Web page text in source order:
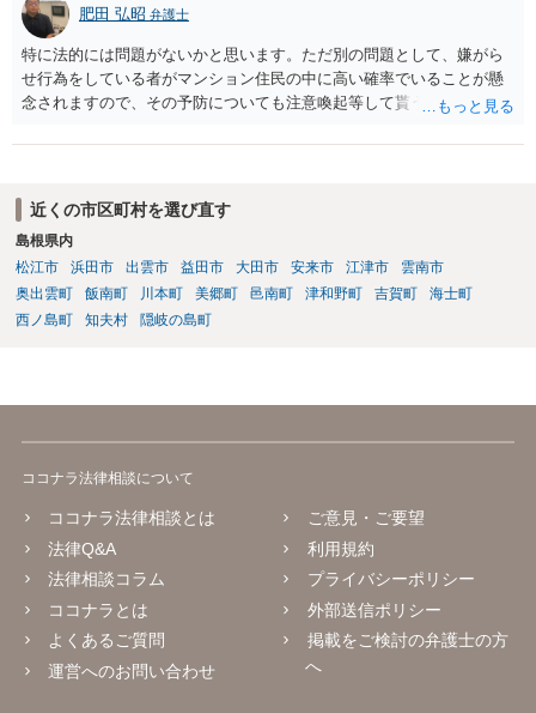
のも一つでしょう。
肥田 弘昭 弁護士
特に法的には問題がないかと思います。ただ別の問題として、嫌がら
せ行為をしている者がマンション住民の中に高い確率でいることが懸
念されますので、その予防についても注意喚起等して貰うと良いかと
近くの市区町村を選び直す
島根県内
松江市
浜田市 出雲市 益田市 大田市 安来市 江津市
雲南市
奥出雲町
飯南町 川本町 美郷町 邑南町 津和野町 吉賀町
海士町
西ノ島町
知夫村 隠岐の島町
ココナラ法律相談について
ココナラ法律相談とは
法律Q&A
法律相談コラム
ココナラとは
よくあるご質問
運営へのお問い合わせ
ご意見・ご要望
利用規約
プライバシーポリシー
外部送信ポリシー
掲載をご検討の弁護士の方
へ